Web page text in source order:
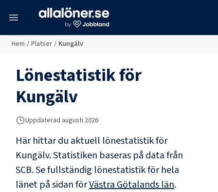
Hem / Platser / Kungälv
Lönestatistik för
Kungälv
Uppdaterad augusti 2026
Här hittar du aktuell lönestatistik för
Kungälv. Statistiken baseras på data från
SCB.Se fullständig lönestatistik för hela
länet på sidan förVästra Götalands län.